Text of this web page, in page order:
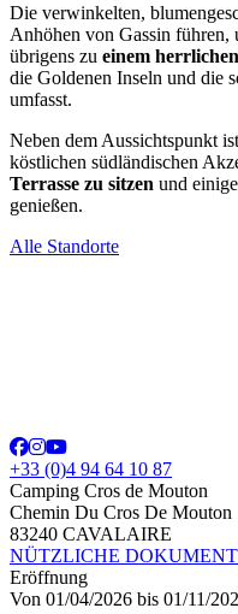
Die verwinkelten,
Anhöhen von Gassin
übrigens zu einem
die Goldenen Inseln und die
umfasst.
Neben dem Aussichtspunkt
köstlichen südländischen
Terrasse zu sitzen und
genießen.
Alle Standorte
+33 (0)4 94 64 10 87
Camping Cros de Mouton
Chemin Du Cros De Mouton
83240 CAVALAIRE
NÜTZLICHE
Eröffnung
Von 01/04/2026 bis 01/11/